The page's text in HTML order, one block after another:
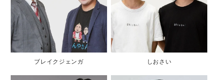
ブレイクジェンガ しおさい